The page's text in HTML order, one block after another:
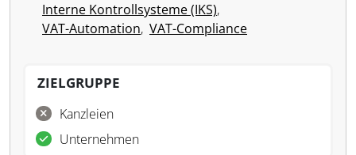
Interne Kontrollsysteme (IKS),
VAT-Automation, VAT-Compliance
ZIELGRUPPE
Kanzleien
Unternehmen